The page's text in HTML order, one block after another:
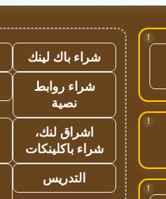
!
!
!
شراء باك لينك
شراء روابط
نصية
اشراق لنك،
شراء باكلينكات
التدريس